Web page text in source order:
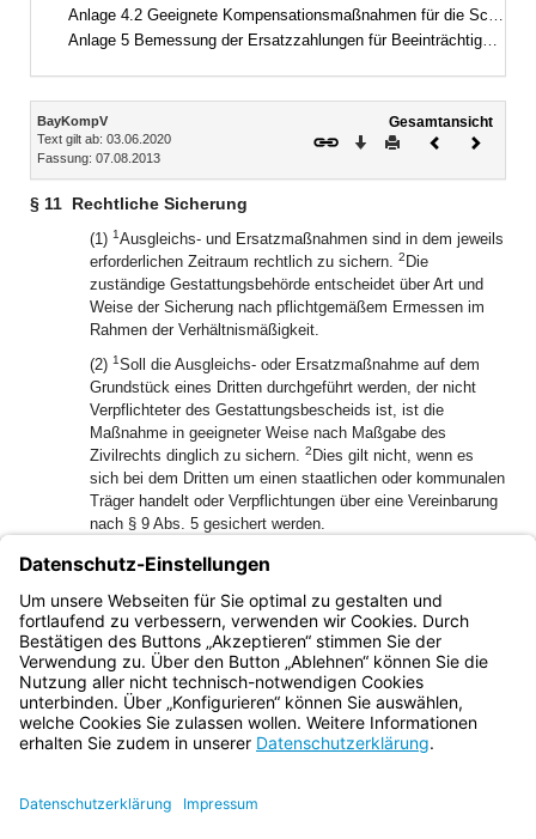
Anlage 4.2 Geeignete Kompensationsmaßnahmen für die Schutzgüter Boden, Wasser, Klima/Luft und das Landschaftsbild
Anlage 5 Bemessung der Ersatzzahlungen für Beeinträchtigungen des Landschaftsbilds
Inhalt
BayKompV
Text gilt ab: 03.06.2020
Fassung: 07.08.2013
Gesamtansicht
Download
DruckenVorheriges
§ 11 Rechtliche Sicherung
(1) 1Ausgleichs- und Ersatzmaßnahmen sind in dem jeweils
erforderlichen Zeitraum rechtlich zu sichern. 2 Die
zuständige Gestattungsbehörde entscheidet über Art und
Weise der Sicherung nach pflichtgemäßem Ermessen im
Rahmen der Verhältnismäßigkeit.
(2) 1Soll die Ausgleichs- oder Ersatzmaßnahme auf dem
Grundstück eines Dritten durchgeführt werden, der nicht
Verpflichteter des Gestattungsbescheids ist, ist die
Maßnahme in geeigneter Weise nach Maßgabe des
Zivilrechts dinglich zu sichern. 2 Dies gilt nicht, wenn es
sich bei dem Dritten um einen staatlichen oder kommunalen
Träger handelt oder Verpflichtungen über eine Vereinbarung
nach § 9 Abs. 5 gesichert werden.
(3) Die Eintragung im Grundbuch erfolgt zugunsten des
Rechtsträgers der zuständigen Gestattungsbehörde.
staatlichen, kommunalen oder enteignungsbegünstigten
Vorhabensträgern erfolgt sie zu deren Gunsten.
Bayern.de
BayernPortal
Impressum